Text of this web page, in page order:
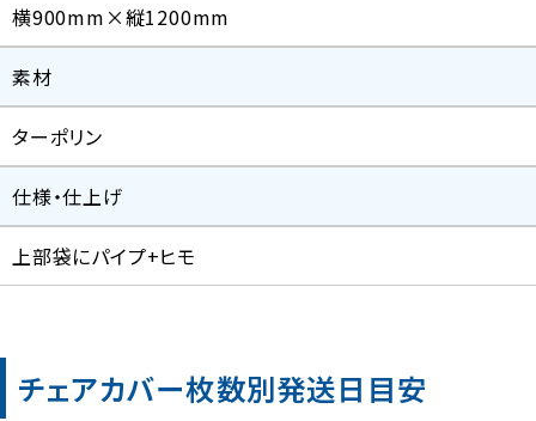
横900mm×縦1200mm
素材
ターポリン
仕様・仕上げ
上部袋にパイプ+ヒモ
チェアカバー枚数別発送日目安